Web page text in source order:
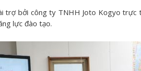
bởi công ty TNHH Joto Kogyo trực
lực đào tạo.